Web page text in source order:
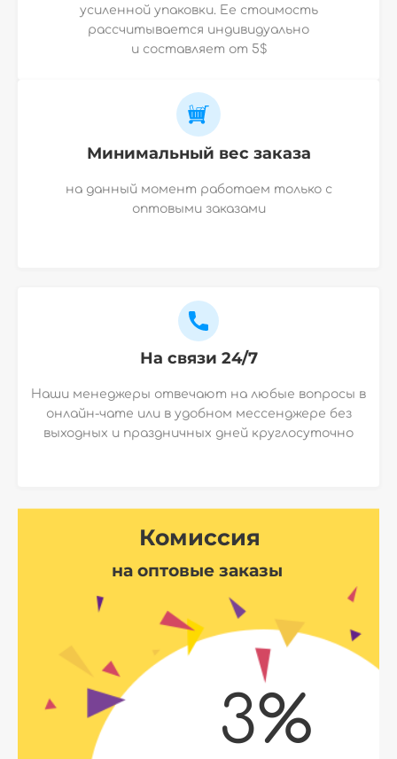
усиленной упаковки. Ее стоимость
рассчитывается индивидуально
и составляет от 5$
Минимальный вес заказа
на данный момент работаем только с
оптовыми заказами
На связи 24/7
Наши менеджеры отвечают на любые вопросы в
онлайн-чате или в удобном мессенджере без
выходных и праздничных дней круглосуточно
Комиссия
на оптовые заказы
3%